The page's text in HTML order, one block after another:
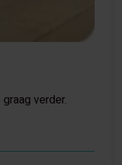
verder.